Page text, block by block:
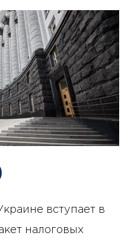
вступает в
налоговых